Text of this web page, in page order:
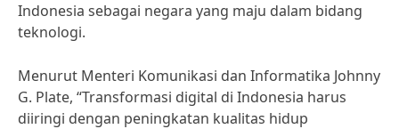
Indonesia sebagai negara yang maju dalam bidang
teknologi.
Menurut Menteri Komunikasi dan Informatika Johnny
G. Plate, “Transformasi digital di Indonesia harus
diiringi dengan peningkatan kualitas hidup